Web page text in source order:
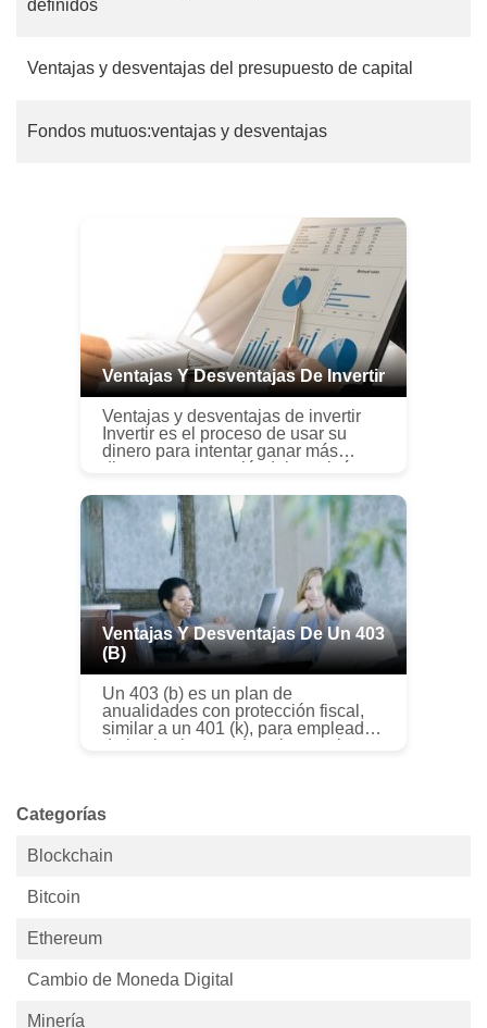
definidos
Ventajas y desventajas del presupuesto de capital
Fondos mutuos:ventajas y desventajas
Ventajas Y Desventajas De Invertir
Ventajas y desventajas de invertir
Invertir es el proceso de usar su
dinero para intentar ganar más
dinero comprometiéndolo a algún
muchos tipos diferentes de inv...
Ventajas Y Desventajas De Un 403
(b)
Un 403 (b) es un plan de
anualidades con protección fiscal,
similar a un 401 (k), para empleados
de instituciones educativas y sin
Categorías
Blockchain
Bitcoin
Ethereum
Cambio de Moneda Digital
Minería